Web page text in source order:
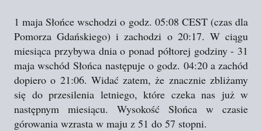
1 maja Słońce wschodzi o godz. 05:08 CEST (czas dla
Pomorza Gdańskiego) i zachodzi o 20:17. W ciągu
miesiąca przybywa dnia o ponad półtorej godziny - 31
maja wschód Słońca następuje o godz. 04:20 a zachód
dopiero o 21:06. Widać zatem, że znacznie zbliżamy
się do przesilenia letniego, które czeka nas już w
następnym miesiącu. Wysokość Słońca w czasie
górowania wzrasta w maju z 51 do 57 stopni.